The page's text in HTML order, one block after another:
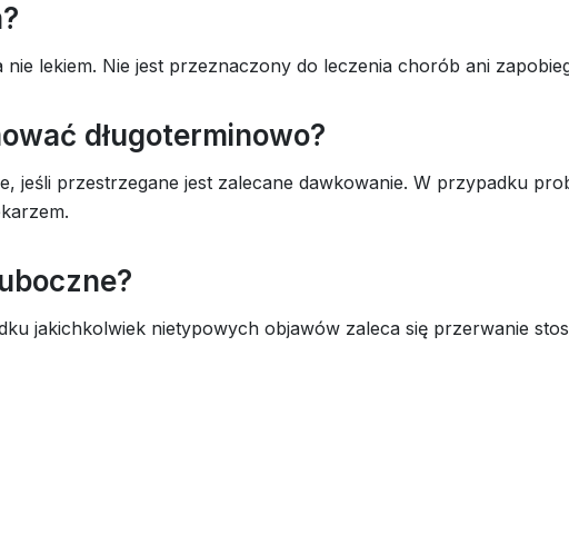
nie lekiem. Nie jest przeznaczony do leczenia chorób ani
długoterminowo?
jeśli przestrzegane jest zalecane dawkowanie. W przypadku
jakichkolwiek nietypowych objawów zaleca się przerwanie